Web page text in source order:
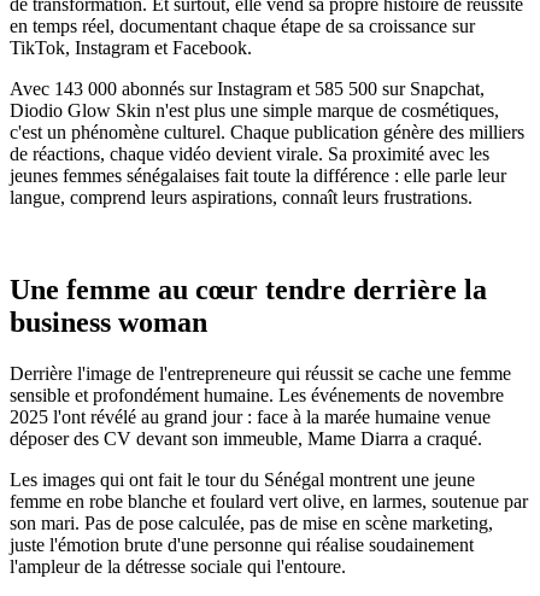
de transformation. Et surtout, elle vend sa propre histoire de réussite
en temps réel, documentant chaque étape de sa croissance sur
TikTok, Instagram et Facebook.
Avec 143 000 abonnés sur Instagram et 585 500 sur Snapchat,
Diodio Glow Skin n'est plus une simple marque de cosmétiques,
c'est un phénomène culturel. Chaque publication génère des milliers
de réactions, chaque vidéo devient virale. Sa proximité avec les
jeunes femmes sénégalaises fait toute la différence : elle parle leur
langue, comprend leurs aspirations, connaît leurs frustrations.
Une femme au cœur tendre derrière la
business woman
Derrière l'image de l'entrepreneure qui réussit se cache une femme
sensible et profondément humaine. Les événements de novembre
2025 l'ont révélé au grand jour : face à la marée humaine venue
déposer des CV devant son immeuble, Mame Diarra a craqué.
Les images qui ont fait le tour du Sénégal montrent une jeune
femme en robe blanche et foulard vert olive, en larmes, soutenue par
son mari. Pas de pose calculée, pas de mise en scène marketing,
juste l'émotion brute d'une personne qui réalise soudainement
l'ampleur de la détresse sociale qui l'entoure.